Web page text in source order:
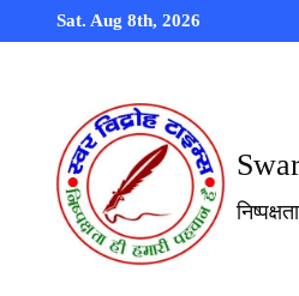
Sat. Aug 8th, 2026